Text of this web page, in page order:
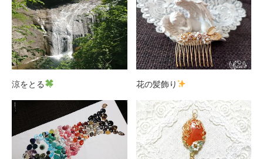
涼をとる 花の髪飾り